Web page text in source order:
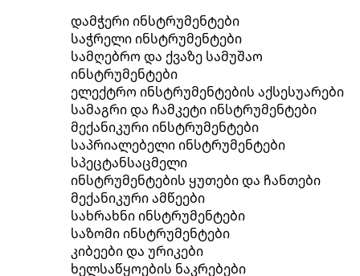
დამჭერი ინსტრუმენტები
საჭრელი ინსტრუმენტები
სამღებრო და ქვაზე სამუშაო
ინსტრუმენტები
ელექტრო ინსტრუმენტების აქსესუარები
სამაგრი და ჩამკეტი ინსტრუმენტები
მექანიკური ინსტრუმენტები
საპრიალებელი ინსტრუმენტები
სპეცტანსაცმელი
ინსტრუმენტების ყუთები და ჩანთები
მექანიკური ამწეები
სახრახნი ინსტრუმენტები
საზომი ინსტრუმენტები
კიბეები და ურიკები
ხელსაწყოების ნაკრებები